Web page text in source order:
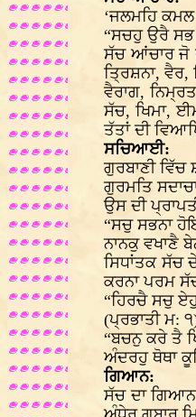
‘ਜਲਮਹਿ
“ਸਚਹੁ ਉਰੈ ਸਭ
ਸੱਚ ਆਂਚਾਰ ਜੋ
ਤ੍ਰਿਸ਼ਨਾ, ਵੈਰ,
ਵੈਰਾਗ,
ਸੱਚ, ਖਿਮਾ,
ਤੱਤਾਂ ਦੀ
ਸਚਿਆਈ:
ਗੁਰਬਾਣੀ
ਗੁਰਮਤਿ
ਉਸ ਦੀ
“ਸਚੁ ਸਭਨਾ
ਨਾਨਕੁ ਵਖਾਣੈ
ਸਿਧਾਂਤਕ ਸੱਚ
ਕਰਨਾ ਪਰਮ
“ਹਿਰਚੈ ਸਚੁ
(ਪ੍ਰਭਾਤੀ ਮ:
“ਬਚਨੁ ਕਰੇ ਤੈ
ਅੰਦਰਹੁ ਥੋਥਾ
ਗਿਆਨ:
ਸੱਚ ਦਾ ਗਿਆਨ